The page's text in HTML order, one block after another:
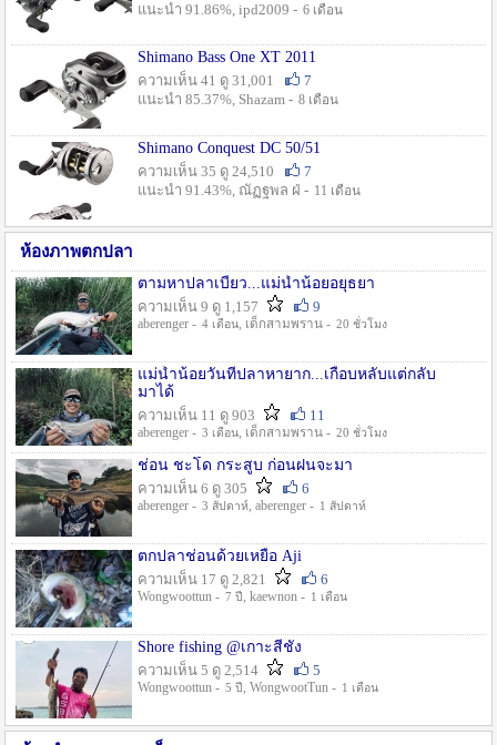
แนะนำ 91.86%, ipd2009 - 6 เดือน
Shimano Bass One XT 2011
ความเห็น 41 ดู 31,001
7
แนะนำ 85.37%, Shazam - 8 เดือน
Shimano Conquest DC 50/51
ความเห็น 35 ดู 24,510
7
แนะนำ 91.43%, ณัฏฐพล ฝ่ - 11 เดือน
ห้องภาพตกปลา
ตามหาปลาเบี้ยว...แม่น้ำน้อยอยุธยา
ความเห็น 9 ดู 1,157
9
aberenger - 4 เดือน, เด็กสามพราน - 20 ชั่วโมง
แม่น้ำน้อยวันที่ปลาหายาก...เกือบหลับแต่กลับ
มาได้
ความเห็น 11 ดู 903
11
aberenger - 3 เดือน, เด็กสามพราน - 20 ชั่วโมง
ช่อน ชะโด กระสูบ ก่อนฝนจะมา
ความเห็น 6 ดู 305
6
aberenger - 3 สัปดาห์, aberenger - 1 สัปดาห์
ตกปลาช่อนด้วยเหยื่อ Aji
ความเห็น 17 ดู 2,821
6
Wongwoottun - 7 ปี , kaewnon - 1 เดือน
Shore fishing @เกาะสีชัง
ความเห็น 5 ดู 2,514
5
Wongwoottun - 5 ปี , WongwootTun - 1 เดือน